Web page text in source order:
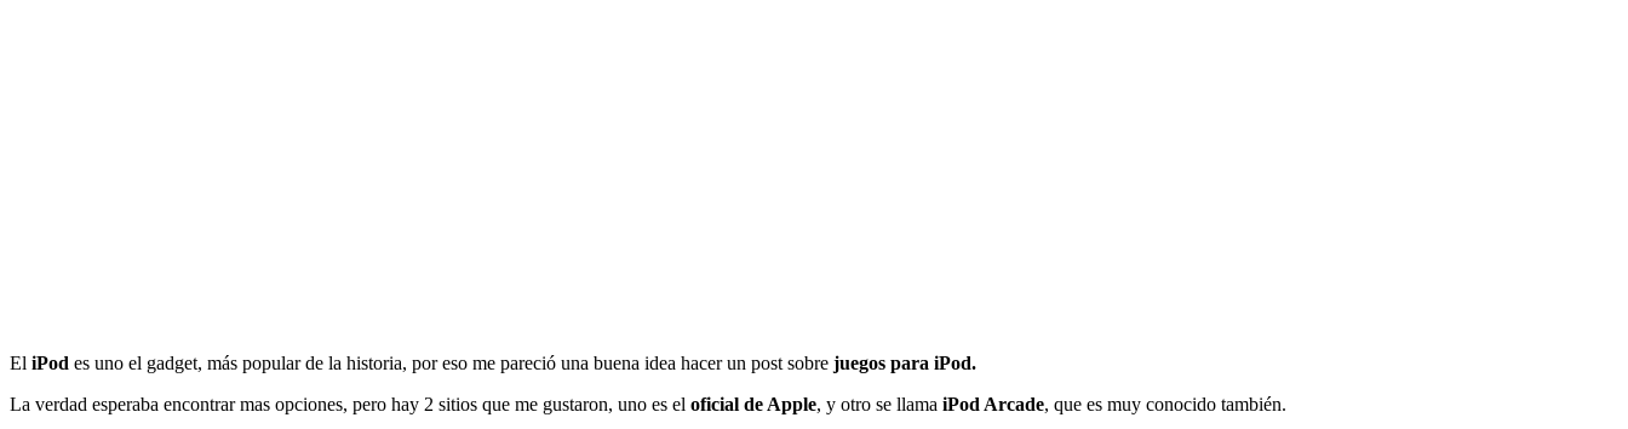
El iPod es uno el gadget, más popular de la historia, por eso me pareció una buena idea hacer un post sobre juegos para iPod.
La verdad esperaba encontrar mas opciones, pero hay 2 sitios que me gustaron, uno es el oficial de Apple, y otro se llama iPod Arcade, que es muy conocido también.